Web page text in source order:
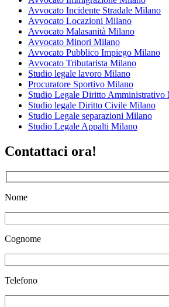
Avvocato Incidente Stradale Milano
Avvocato Locazioni Milano
Avvocato Malasanità Milano
Avvocato Minori Milano
Avvocato Pubblico Impiego Milano
Avvocato Tributarista Milano
Studio legale lavoro Milano
Procuratore Sportivo Milano
Studio Legale Diritto Amministrativo
Studio legale Diritto Civile Milano
Studio Legale separazioni Milano
Studio Legale Appalti Milano
Contattaci ora!
Nome
Cognome
Telefono